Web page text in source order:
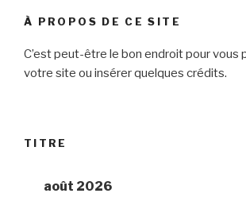
À PROPOS DE CE SITE
C’est peut-être le bon endroit pour vous
votre site ou insérer quelques crédits.
TITRE
août 2026